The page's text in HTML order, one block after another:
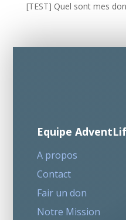
[TEST] Quel sont mes
Equipe
A propos
Contact
Fair un don
Notre Mission